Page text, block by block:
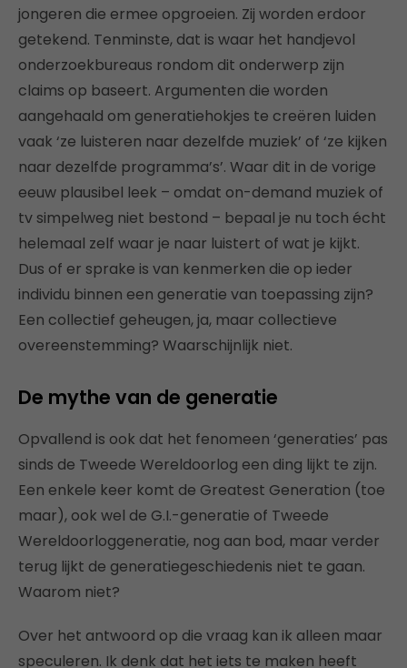
jongeren die ermee opgroeien. Zij worden erdoor
getekend. Tenminste, dat is waar het handjevol
onderzoekbureaus rondom dit onderwerp zijn
claims op baseert. Argumenten die worden
aangehaald om generatiehokjes te creëren luiden
vaak ‘ze luisteren naar dezelfde muziek’ of ‘ze kijken
naar dezelfde programma’s’. Waar dit in de vorige
eeuw plausibel leek – omdat on-demand muziek of
tv simpelweg niet bestond – bepaal je nu toch écht
helemaal zelf waar je naar luistert of wat je kijkt.
Dus of er sprake is van kenmerken die op ieder
individu binnen een generatie van toepassing zijn?
Een collectief geheugen, ja, maar collectieve
overeenstemming? Waarschijnlijk niet.
De mythe van de generatie
Opvallend is ook dat het fenomeen ‘generaties’ pas
sinds de Tweede Wereldoorlog een ding lijkt te zijn.
Een enkele keer komt de Greatest Generation (toe
maar), ook wel de G.I.-generatie of Tweede
Wereldoorloggeneratie, nog aan bod, maar verder
terug lijkt de generatiegeschiedenis niet te gaan.
Waarom niet?
Over het antwoord op die vraag kan ik alleen maar
speculeren. Ik denk dat het iets te maken heeft